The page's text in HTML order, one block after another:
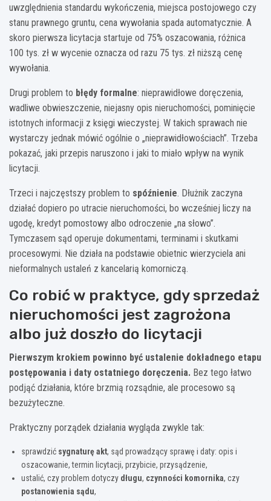
uwzględnienia standardu wykończenia, miejsca postojowego czy
stanu prawnego gruntu, cena wywołania spada automatycznie. A
skoro pierwsza licytacja startuje od 75% oszacowania, różnica
100 tys. zł w wycenie oznacza od razu 75 tys. zł niższą cenę
wywołania.
Drugi problem to błędy formalne: nieprawidłowe doręczenia,
wadliwe obwieszczenie, niejasny opis nieruchomości, pominięcie
istotnych informacji z księgi wieczystej. W takich sprawach nie
wystarczy jednak mówić ogólnie o „nieprawidłowościach”. Trzeba
pokazać, jaki przepis naruszono i jaki to miało wpływ na wynik
licytacji.
Trzeci i najczęstszy problem to spóźnienie. Dłużnik zaczyna
działać dopiero po utracie nieruchomości, bo wcześniej liczy na
ugodę, kredyt pomostowy albo odroczenie „na słowo”.
Tymczasem sąd operuje dokumentami, terminami i skutkami
procesowymi. Nie działa na podstawie obietnic wierzyciela ani
nieformalnych ustaleń z kancelarią komorniczą.
Co robić w praktyce, gdy sprzedaż
nieruchomości jest zagrożona
albo już doszło do licytacji
Pierwszym krokiem powinno być ustalenie dokładnego etapu
postępowania i daty ostatniego doręczenia. Bez tego łatwo
podjąć działania, które brzmią rozsądnie, ale procesowo są
bezużyteczne.
Praktyczny porządek działania wygląda zwykle tak:
sprawdzić sygnaturę akt, sąd prowadzący sprawę i daty: opis i
oszacowanie, termin licytacji, przybicie, przysądzenie,
ustalić, czy problem dotyczy długu, czynności komornika, czy
postanowienia sądu,